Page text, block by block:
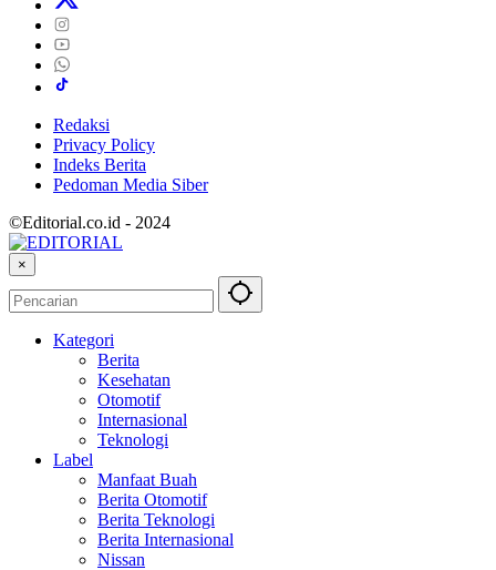
Redaksi
Privacy Policy
Indeks Berita
Pedoman Media Siber
©Editorial.co.id - 2024
×
Kategori
Berita
Kesehatan
Otomotif
Internasional
Teknologi
Label
Manfaat Buah
Berita Otomotif
Berita Teknologi
Berita Internasional
Nissan